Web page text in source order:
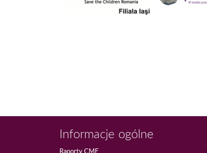
Informacje ogólne
Raporty CME